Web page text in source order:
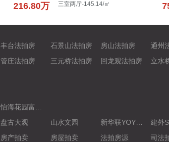
216.80万 三室两厅-145.14/㎡
丰台法拍房 石景山法拍房 房山法拍房 通州
管庄法拍房 三元桥法拍房 回龙观法拍房 立水
盘古大观 山水文园 建外
房产拍卖 房屋拍卖 法拍房源 司法